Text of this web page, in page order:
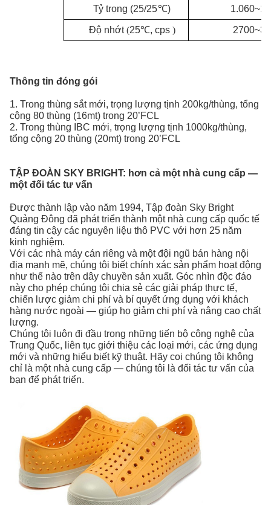
Tỷ trọng (25/25℃)
Độ nhớt (25℃, cps )
Thông tin đóng gói
1. Trong thùng sắt mới, trọng lượng tịnh 200kg/thùng, tổng
cộng 80 thùng (16mt) trong 20’FCL
2. Trong thùng IBC mới, trọng lượng tịnh 1000kg/thùng,
tổng cộng 20 thùng (20mt) trong 20’FCL
TẬP ĐOÀN SKY BRIGHT: hơn cả một nhà cung cấp —
một đối tác tư vấn
Được thành lập vào năm 1994, Tập đoàn Sky Bright
Quảng Đông đã phát triển thành một nhà cung cấp quốc tế
đáng tin cậy các nguyên liệu thô PVC với hơn 25 năm
kinh nghiệm.
Với các nhà máy cán riêng và một đội ngũ bán hàng nội
địa mạnh mẽ, chúng tôi biết chính xác sản phẩm hoạt động
như thế nào trên dây chuyền sản xuất. Góc nhìn độc đáo
này cho phép chúng tôi chia sẻ các giải pháp thực tế,
chiến lược giảm chi phí và bí quyết ứng dụng với khách
hàng nước ngoài — giúp họ giảm chi phí và nâng cao chất
lượng.
Chúng tôi luôn đi đầu trong những tiến bộ công nghệ của
Trung Quốc, liên tục giới thiệu các loại mới, các ứng dụng
mới và những hiểu biết kỹ thuật. Hãy coi chúng tôi không
chỉ là một nhà cung cấp — chúng tôi là đối tác tư vấn của
bạn để phát triển.